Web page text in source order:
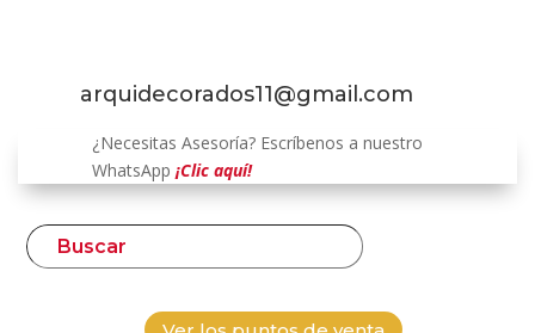
arquidecorados11@gmail.com
¿Necesitas Asesoría? Escríbenos a nuestro
WhatsApp ¡Clic aquí!